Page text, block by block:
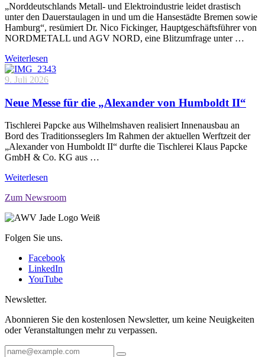
„Norddeutschlands Metall- und Elektroindustrie leidet drastisch
unter den Dauerstaulagen in und um die Hansestädte Bremen sowie
Hamburg“, resümiert Dr. Nico Fickinger, Hauptgeschäftsführer von
NORDMETALL und AGV NORD, eine Blitzumfrage unter …
Weiterlesen
9. Juli 2026
Neue Messe für die „Alexander von Humboldt II“
Tischlerei Papcke aus Wilhelmshaven realisiert Innenausbau an
Bord des Traditionsseglers Im Rahmen der aktuellen Werftzeit der
„Alexander von Humboldt II“ durfte die Tischlerei Klaus Papcke
GmbH & Co. KG aus …
Weiterlesen
Zum Newsroom
Folgen Sie uns.
Facebook
LinkedIn
YouTube
Newsletter.
Abonnieren Sie den kostenlosen Newsletter, um keine Neuigkeiten
oder Veranstaltungen mehr zu verpassen.